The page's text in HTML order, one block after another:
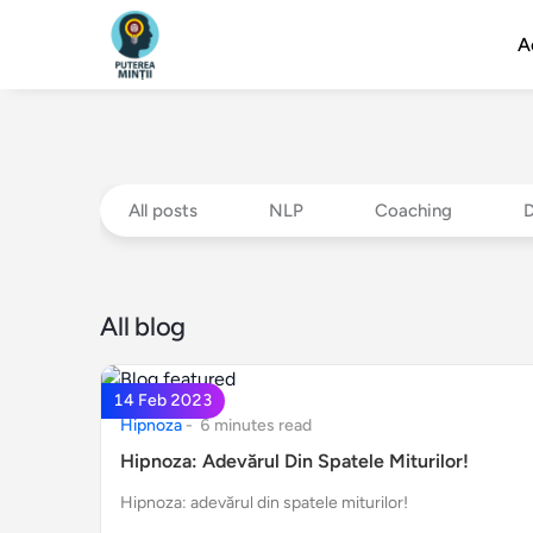
All posts NLP Coaching
All blog
14 Feb 2023
Hipnoza-6minutes read
Hipnoza: Adevărul Din Spatele Miturilor!
Hipnoza: adevărul din spatele miturilor!